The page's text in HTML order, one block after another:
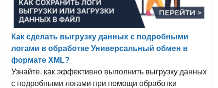
Как сделать выгрузку данных с подробными
логами в обработке Универсальный обмен в
формате XML?
Узнайте, как эффективно выполнить выгрузку данных
с подробными логами при помощи обработки